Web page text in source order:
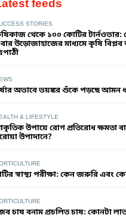
feeds
STORIES
থেকে ১০০ কোটির টার্নওভার:
উড়োজাহাজের মাধ্যমে কৃষি
অভাবে ভয়ঙ্কর শুঁকে পড়ছে আমন
& LIFESTYLE
উপায়ে রোগ প্রতিরোধ ক্ষমতা
উপাদানে?
স্বাস্থ্য পরীক্ষা: কেন জরুরি এবং
চাষ বনাম প্রচলিত চাষ: কোনটা